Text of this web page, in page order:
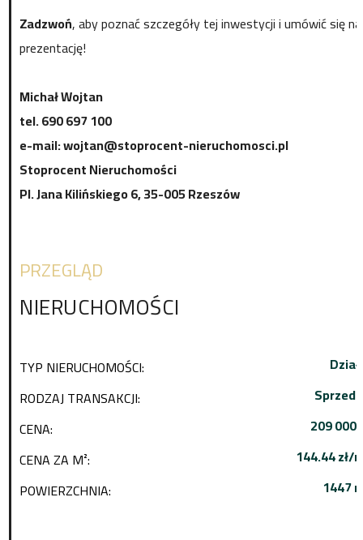
Zadzwoń, aby poznać szczegóły tej inwestycji i umówić się na
prezentację!
Michał Wojtan
tel. 690 697 100
e-mail: wojtan@stoprocent-nieruchomosci.pl
Stoprocent Nieruchomości
Pl. Jana Kilińskiego 6, 35-005 Rzeszów
PRZEGLĄD
NIERUCHOMOŚCI
TYP NIERUCHOMOŚCI:
RODZAJ TRANSAKCJI:
CENA:
209 000
CENA ZA M²:
144.44 zł/
POWIERZCHNIA:
1447